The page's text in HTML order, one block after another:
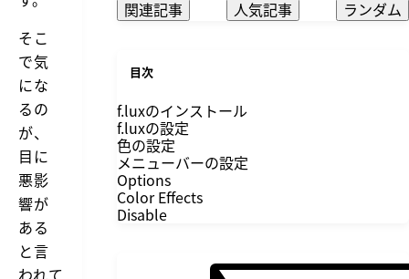
そこ
で気
にな
るの
が、
目に
悪影
響が
ある
と言
われて
関連記事 人気記事 ランダム
目次
f.luxのインストール
f.luxの設定
色の設定
メニューバーの設定
Options
Color Effects
Disable